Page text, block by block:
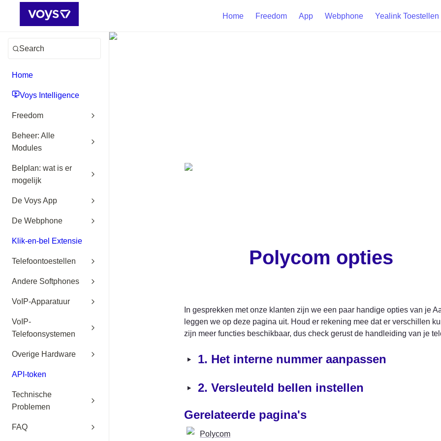
Home Freedom App Webphone Yealink Toestellen
Search
Home
Voys Intelligence
Freedom
Beheer: Alle
Modules
Belplan: wat is er
mogelijk
De Voys App
De Webphone
Klik-en-bel Extensie
Telefoontoestellen
Andere Softphones
VoIP-Apparatuur
VoIP-
Telefoonsystemen
Overige Hardware
API-token
Technische
Problemen
FAQ
Polycom opties
In gesprekken met onze klanten zijn we een paar handige opties van je
leggen we op deze pagina uit. Houd er rekening mee dat er verschillen
zijn meer functies beschikbaar, dus check gerust de handleiding van je
‣ 1. Het interne nummer aanpassen
‣ 2. Versleuteld bellen instellen
Gerelateerde pagina's
Polycom